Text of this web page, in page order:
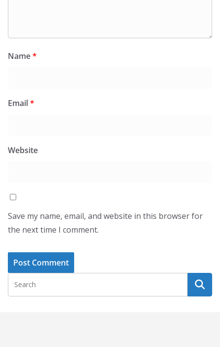
Name*
Email*
Website
Save my name, email, and website in this browser for
the next time I comment.